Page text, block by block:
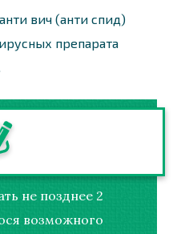
вич (анти спид)
препарата
не позднее 2
возможного